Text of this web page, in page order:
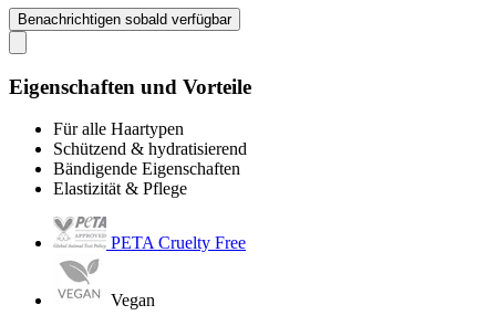
Benachrichtigen sobald verfügbar
Eigenschaften und Vorteile
Für alle Haartypen
Schützend & hydratisierend
Bändigende Eigenschaften
Elastizität & Pflege
PETA Cruelty Free
Vegan